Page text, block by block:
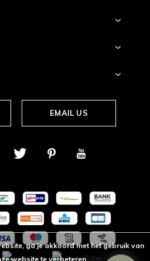
EMAIL US
ga je akkoord met het gebruik van
website te verbeteren.